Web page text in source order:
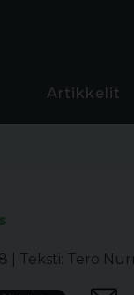
Artikkelit
Teksti: Tero